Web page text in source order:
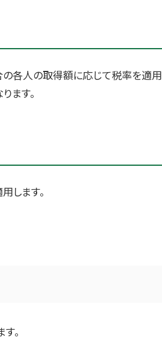
各人の取得額に応じて税率を適用
ます。
します。
。